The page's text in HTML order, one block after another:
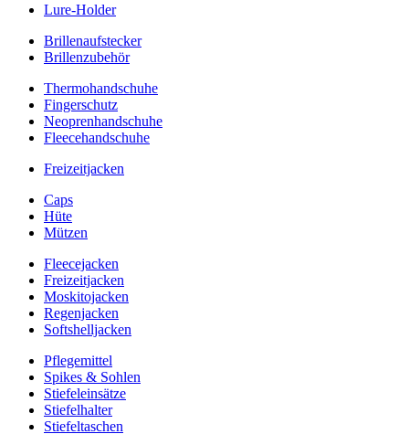
Lure-Holder
Brillenaufstecker
Brillenzubehör
Thermohandschuhe
Fingerschutz
Neoprenhandschuhe
Fleecehandschuhe
Freizeitjacken
Caps
Hüte
Mützen
Fleecejacken
Freizeitjacken
Moskitojacken
Regenjacken
Softshelljacken
Pflegemittel
Spikes & Sohlen
Stiefeleinsätze
Stiefelhalter
Stiefeltaschen